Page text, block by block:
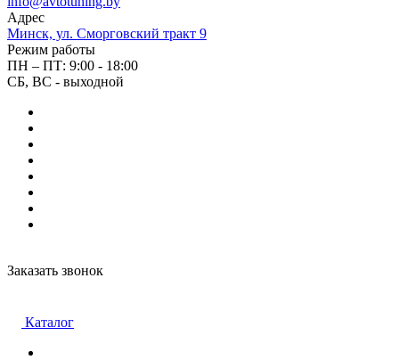
Адрес
Минск, ул. Сморговский тракт 9
Режим работы
ПН – ПТ: 9:00 - 18:00
СБ, ВС - выходной
Заказать звонок
Каталог